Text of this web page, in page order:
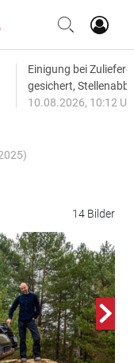
Einigung bei
gesichert,
10.08.2026, 10:12
14 Bilder